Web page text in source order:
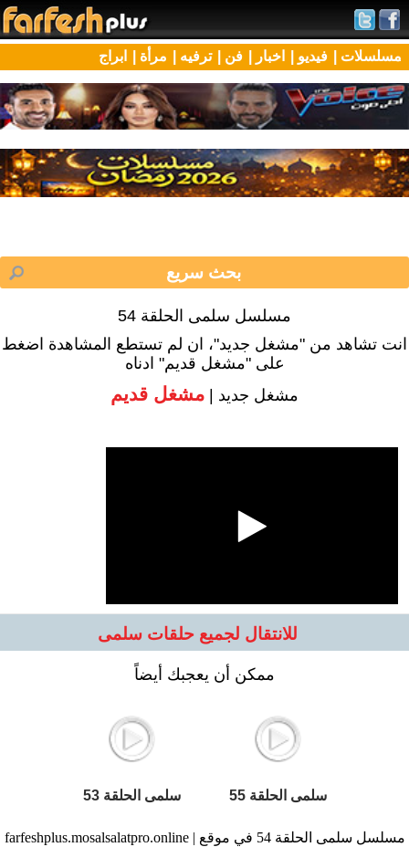
مسلسلات | فيديو | اخبار | فن | ترفيه | مرأة | ابراج
مسلسل سلمى الحلقة 54
انت تشاهد من "مشغل جديد"، ان لم تستطع المشاهدة اضغط
على "مشغل قديم" ادناه
مشغل جديد | مشغل قديم
للانتقال لجميع حلقات سلمى
ممكن أن يعجبك أيضاً
سلمى الحلقة 55 سلمى الحلقة 53
farfeshplus.mosalsalatpro.online | مسلسل سلمى الحلقة 54 في موقع